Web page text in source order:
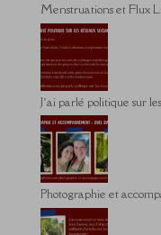
Menstruations et Flux
J’ai parlé politique sur
Photographie et